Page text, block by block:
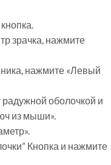
зрачка, нажмите
нажмите «Левый
оболочкой и
из мыши».
Кнопка и нажмите